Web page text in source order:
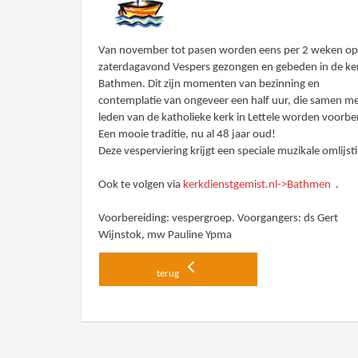
Van november tot pasen worden eens per 2 weken op
zaterdagavond Vespers gezongen en gebeden in de
Bathmen. Dit zijn momenten van bezinning en
contemplatie van ongeveer een half uur, die samen
leden van de katholieke kerk in Lettele worden
Een mooie traditie, nu al 48 jaar oud!
Deze vesperviering krijgt een speciale muzikale
Ook te volgen via kerkdienstgemist.nl->Bathmen .
Voorbereiding: vespergroep. Voorgangers: ds Gert
Wijnstok, mw Pauline Ypma
terug